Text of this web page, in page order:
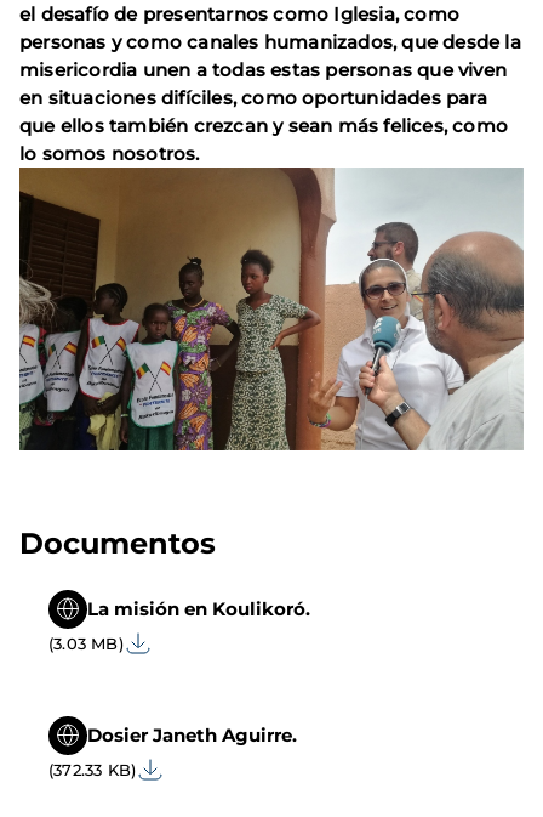
el desafío de presentarnos como Iglesia, como
personas y como canales humanizados, que desde la
misericordia unen a todas estas personas que viven
en situaciones difíciles, como oportunidades para
que ellos también crezcan y sean más felices, como
lo somos nosotros.
Documentos
La misión en Koulikoró.
(3.03 MB)
Dosier Janeth Aguirre.
(372.33 KB)